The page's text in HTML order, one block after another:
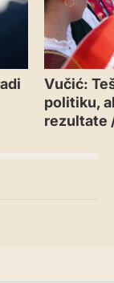
Vučić:
politiku,
rezultate